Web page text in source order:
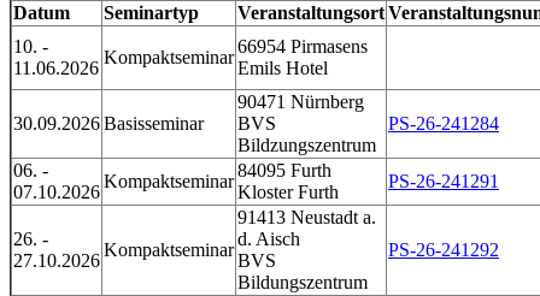
Datum Seminartyp Veranstaltungsort
10. -
11.06.2026
Kompaktseminar
66954 Pirmasens
Emils Hotel
30.09.2026Basisseminar
90471 Nürnberg
BVS
Bildzungszentrum
PS-26-241284
06. -
07.10.2026
Kompaktseminar
84095 Furth
Kloster Furth
PS-26-241291
26. -
27.10.2026
Kompaktseminar
91413 Neustadt a.
d. Aisch
BVS
Bildungszentrum
PS-26-241292